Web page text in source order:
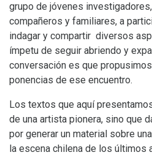
grupo de jóvenes
compañeros y familiares, a
indagar y compartir diversos
ímpetu de seguir abriendo y
conversación es que
ponencias de ese encuentro.
Los textos que aquí
de una artista pionera, sino que
por generar un material sobre
la escena chilena de los últimos